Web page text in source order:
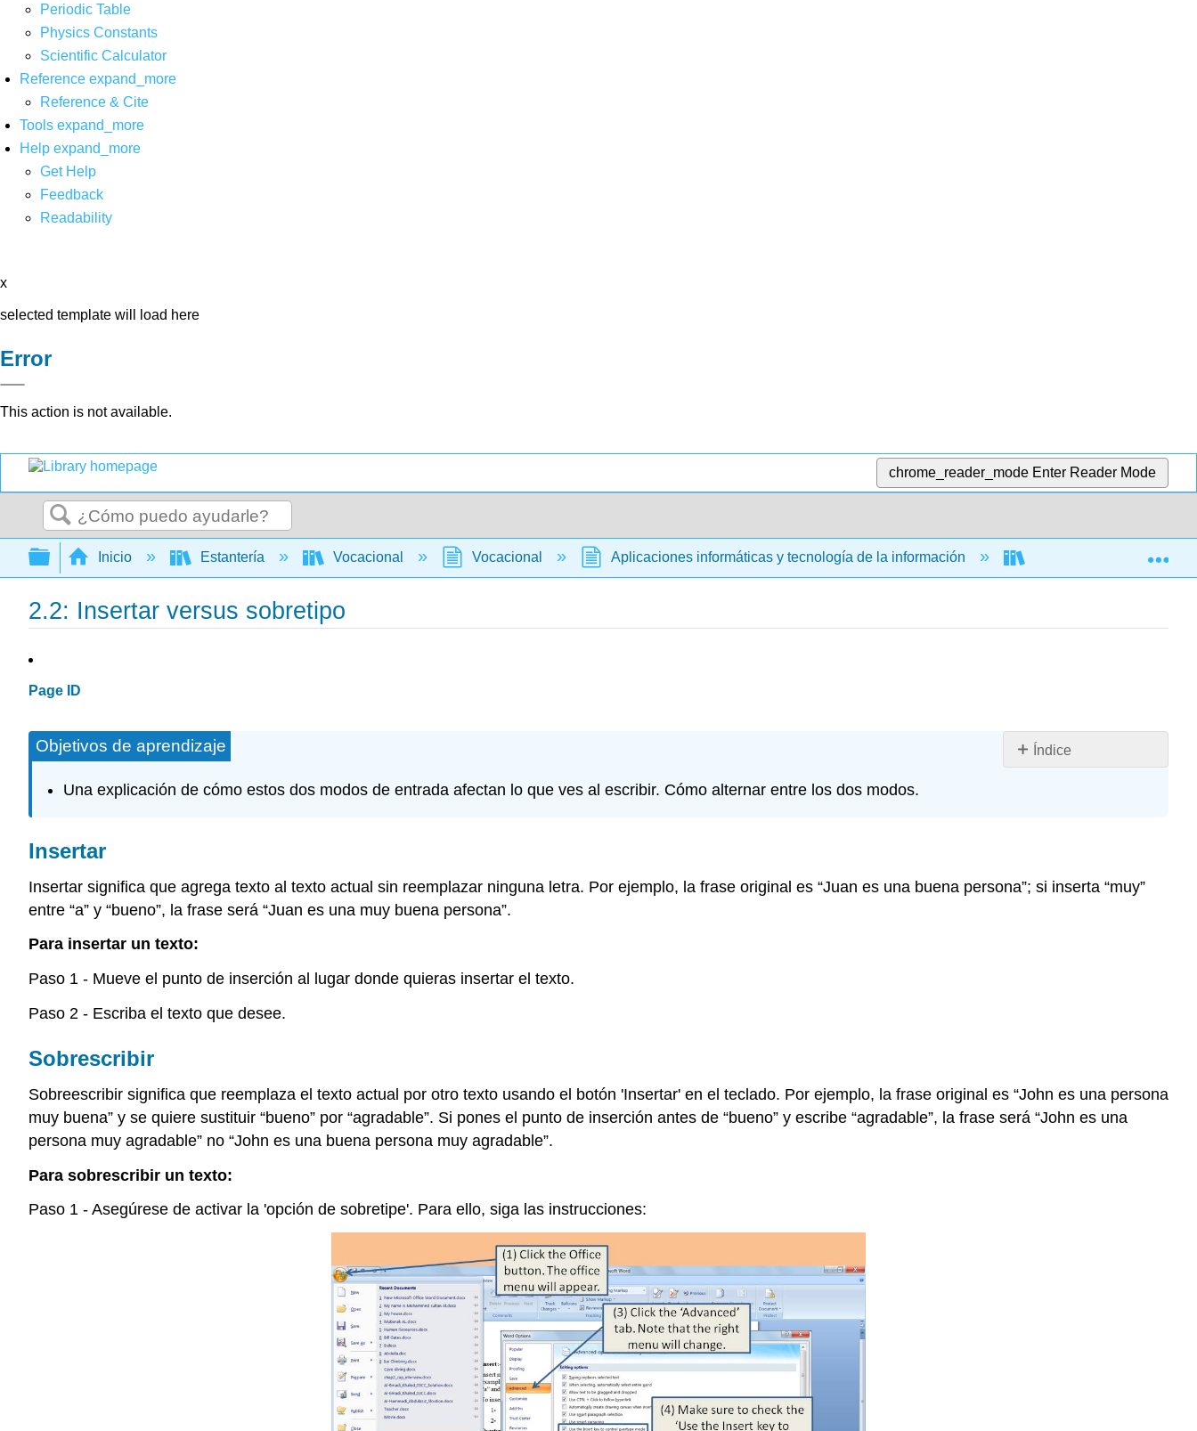
Periodic Table
Physics Constants
Scientific Calculator
Reference expand_more
Reference & Cite
Tools expand_more
Help expand_more
Get Help
Feedback
Readability
x
selected template will load here
Error
This action is not available.
chrome_reader_mode Enter Reader Mode
Buscar
Expandir/contraer jerarquía global
Inicio Estantería Vocacional Vocacional Aplicaciones informáticas y tecnología de la información Aplicaciones
2.2: Insertar versus sobretipo
Page ID
Índice
Objetivos de aprendizaje
Una explicación de cómo estos dos modos de entrada afectan lo que ves al escribir. Cómo alternar entre los dos modos.
Insertar
Insertar significa que agrega texto al texto actual sin reemplazar ninguna letra. Por ejemplo, la frase original es “Juan es una buena persona”; si inserta “muy”
entre “a” y “bueno”, la frase será “Juan es una muy buena persona”.
Para insertar un texto:
Paso 1 - Mueve el punto de inserción al lugar donde quieras insertar el texto.
Paso 2 - Escriba el texto que desee.
Sobrescribir
Sobreescribir significa que reemplaza el texto actual por otro texto usando el botón 'Insertar' en el teclado. Por ejemplo, la frase original es “John es una persona
muy buena” y se quiere sustituir “bueno” por “agradable”. Si pones el punto de inserción antes de “bueno” y escribe “agradable”, la frase será “John es una
persona muy agradable” no “John es una buena persona muy agradable”.
Para sobrescribir un texto:
Paso 1 - Asegúrese de activar la 'opción de sobretipe'. Para ello, siga las instrucciones: